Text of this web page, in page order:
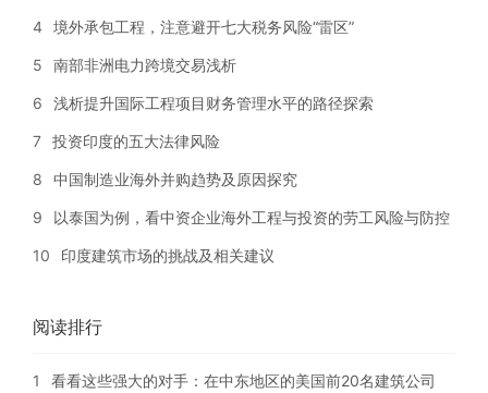
4 境外承包工程，注意避开七大税务风险“雷区”
5 南部非洲电力跨境交易浅析
6 浅析提升国际工程项目财务管理水平的路径探索
7 投资印度的五大法律风险
8 中国制造业海外并购趋势及原因探究
9 以泰国为例，看中资企业海外工程与投资的劳工风险与防控
10 印度建筑市场的挑战及相关建议
阅读排行
1 看看这些强大的对手：在中东地区的美国前20名建筑公司